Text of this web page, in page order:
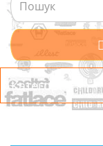
Категорії